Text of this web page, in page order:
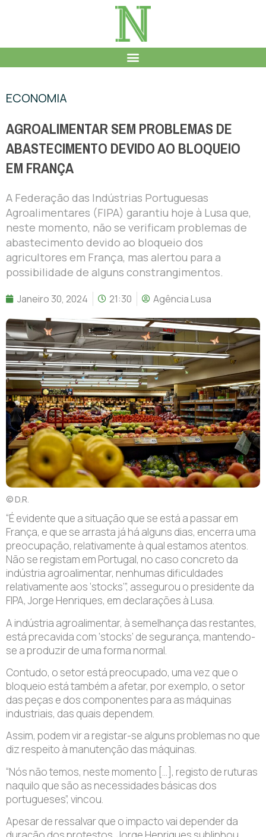
ECONOMIA
AGROALIMENTAR SEM PROBLEMAS DE
ABASTECIMENTO DEVIDO AO BLOQUEIO
EM FRANÇA
A Federação das Indústrias Portuguesas
Agroalimentares (FIPA) garantiu hoje à Lusa que,
neste momento, não se verificam problemas de
abastecimento devido ao bloqueio dos
agricultores em França, mas alertou para a
possibilidade de alguns constrangimentos.
Janeiro 30, 2024 21:30 Agência Lusa
© D.R.
“É evidente que a situação que se está a passar em
França, e que se arrasta já há alguns dias, encerra uma
preocupação, relativamente à qual estamos atentos.
Não se registam em Portugal, no caso concreto da
indústria agroalimentar, nenhumas dificuldades
relativamente aos ‘stocks’”, assegurou o presidente da
FIPA, Jorge Henriques, em declarações à Lusa.
A indústria agroalimentar, à semelhança das restantes,
está precavida com ‘stocks’ de segurança, mantendo-
se a produzir de uma forma normal.
Contudo, o setor está preocupado, uma vez que o
bloqueio está também a afetar, por exemplo, o setor
das peças e dos componentes para as máquinas
industriais, das quais dependem.
Assim, podem vir a registar-se alguns problemas no que
diz respeito à manutenção das máquinas.
“Nós não temos, neste momento […], registo de ruturas
naquilo que são as necessidades básicas dos
portugueses”, vincou.
Apesar de ressalvar que o impacto vai depender da